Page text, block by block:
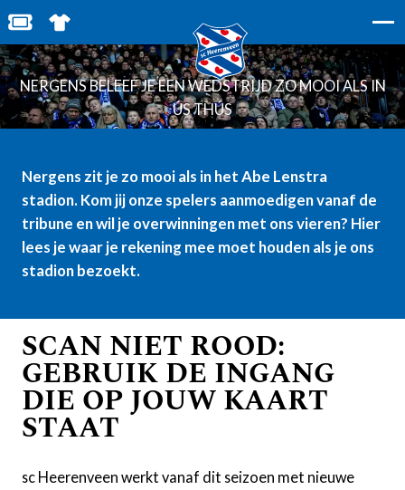
BESTEL JOUW TICKETS
SHOP IN DE FEANSTORE
STADIONBEZOEK
NERGENS BELEEF JE EEN WEDSTRIJD ZO MOOI ALS IN
ÚS THÚS
Nergens zit je zo mooi als in het Abe Lenstra
stadion. Kom jij onze spelers aanmoedigen vanaf de
tribune en wil je overwinningen met ons vieren? Hier
lees je waar je rekening mee moet houden als je ons
stadion bezoekt.
SCAN NIET ROOD:
GEBRUIK DE INGANG
DIE OP JOUW KAART
STAAT
sc Heerenveen werkt vanaf dit seizoen met nieuwe